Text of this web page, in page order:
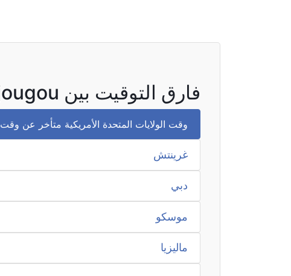
فارق التوقيت بين Djougou والمناطق الأخرى
وقت الولايات المتحدة الأمريكية متأخر عن وقت Djougou بمقدار 7 ساعات
غرينتش
دبي
موسكو
ماليزيا